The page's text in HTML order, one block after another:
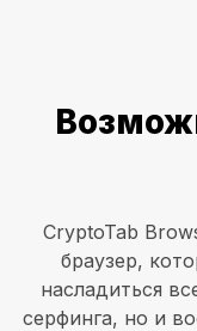
CryptoTab
браузер,
насладиться
серфинга, но и